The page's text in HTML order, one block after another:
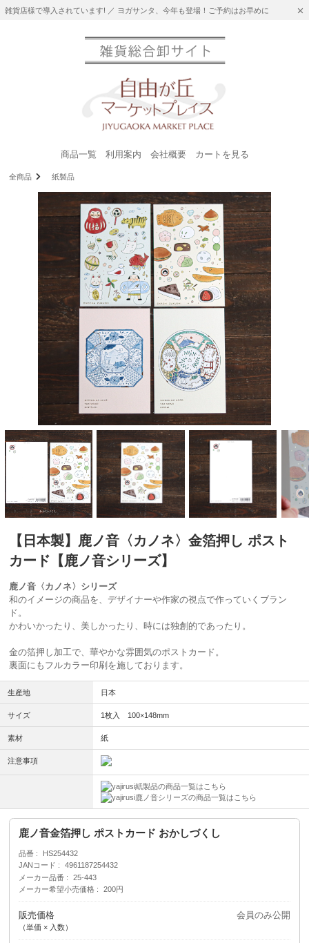
雑貨店様で導入されています! ／ ヨガサンタ、今年も登場！ご予約はお早めに
商品一覧 利用案内 会社概要 カートを見る
全商品 紙製品
【日本製】鹿ノ音〈カノネ〉金箔押し ポスト
カード【鹿ノ音シリーズ】
鹿ノ音〈カノネ〉シリーズ
和のイメージの商品を、デザイナーや作家の視点で作っていくブラン
ド。
かわいかったり、美しかったり、時には独創的であったり。
金の箔押し加工で、華やかな雰囲気のポストカード。
裏面にもフルカラー印刷を施しております。
生産地 日本
サイズ 1枚入 100×148mm
素材 紙
注意事項
紙製品の商品一覧はこちら
鹿ノ音シリーズの商品一覧はこちら
鹿ノ音金箔押し ポストカード おかしづくし
品番
HS254432
JANコード
4961187254432
メーカー品番
25-443
メーカー希望小売価格
200円
販売価格
（単価 × 入数）
会員のみ公開